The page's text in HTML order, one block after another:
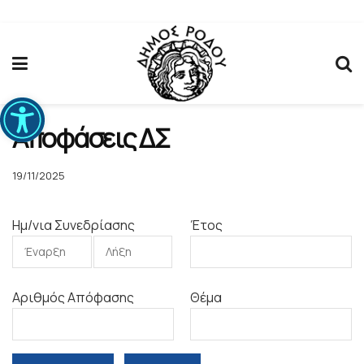
Ανοίξτε τη γραμμή εργαλείων
Αποφάσεις ΔΣ
19/11/2025
Ημ/νια Συνεδρίασης Έτος
Αριθμός Απόφασης Θέμα